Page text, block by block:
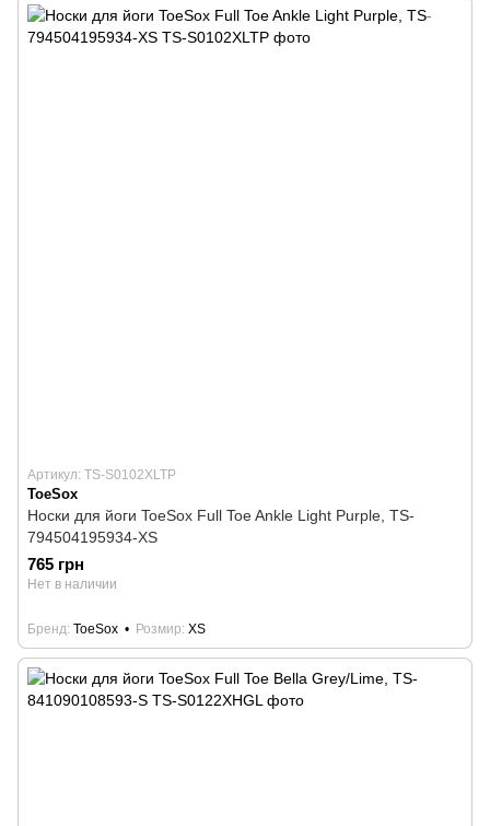
Артикул: TS-S0102XLTP
ToeSox
Носки для йоги ToeSox Full Toe Ankle Light Purple, TS-
794504195934-XS
765 грн
Нет в наличии
Бренд ToeSox Розмир XS